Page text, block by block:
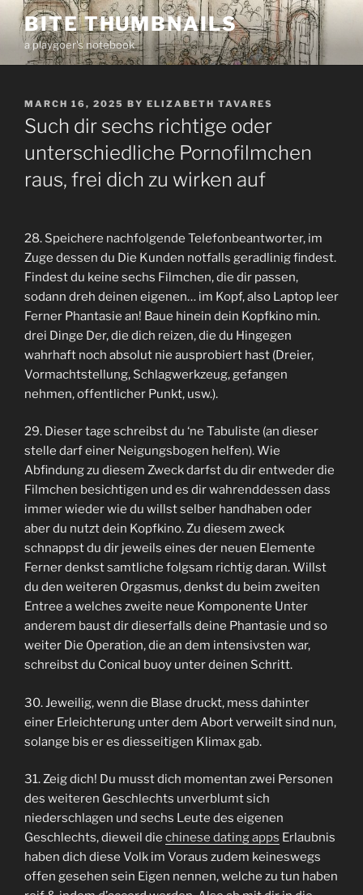
Skip
content
BITE THUMBNAILS
a playgoer's notebook
POSTED
ON
MARCH 16, 2025 BY ELIZABETH TAVARES
Such dir sechs richtige oder
unterschiedliche Pornofilmchen
raus, frei dich zu wirken auf
28. Speichere nachfolgende Telefonbeantworter, im
Zuge dessen du Die Kunden notfalls geradlinig findest.
Findest du keine sechs Filmchen, die dir passen,
sodann dreh deinen eigenen… im Kopf, also Laptop leer
Ferner Phantasie an! Baue hinein dein Kopfkino min.
drei Dinge Der, die dich reizen, die du Hingegen
wahrhaft noch absolut nie ausprobiert hast (Dreier,
Vormachtstellung, Schlagwerkzeug, gefangen
nehmen, offentlicher Punkt, usw.).
29. Dieser tage schreibst du ‘ne Tabuliste (an dieser
stelle darf einer Neigungsbogen helfen). Wie
Abfindung zu diesem Zweck darfst du dir entweder die
Filmchen besichtigen und es dir wahrenddessen dass
immer wieder wie du willst selber handhaben oder
aber du nutzt dein Kopfkino. Zu diesem zweck
schnappst du dir jeweils eines der neuen Elemente
Ferner denkst samtliche folgsam richtig daran. Willst
du den weiteren Orgasmus, denkst du beim zweiten
Entree a welches zweite neue Komponente Unter
anderem baust dir dieserfalls deine Phantasie und so
weiter Die Operation, die an dem intensivsten war,
schreibst du Conical buoy unter deinen Schritt.
30. Jeweilig, wenn die Blase druckt, mess dahinter
einer Erleichterung unter dem Abort verweilt sind nun,
solange bis er es diesseitigen Klimax gab.
31. Zeig dich! Du musst dich momentan zwei Personen
des weiteren Geschlechts unverblumt sich
niederschlagen und sechs Leute des eigenen
Geschlechts, dieweil die chinese dating apps Erlaubnis
haben dich diese Volk im Voraus zudem keineswegs
offen gesehen sein Eigen nennen, welche zu tun haben